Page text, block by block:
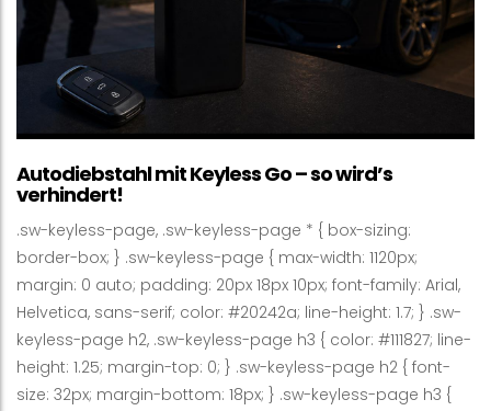
Autodiebstahl mit Keyless Go – so wird’s
verhindert!
.sw-keyless-page, .sw-keyless-page * { box-sizing:
border-box; } .sw-keyless-page { max-width: 1120px;
margin: 0 auto; padding: 20px 18px 10px; font-family: Arial,
Helvetica, sans-serif; color: #20242a; line-height: 1.7; } .sw-
keyless-page h2, .sw-keyless-page h3 { color: #111827; line-
height: 1.25; margin-top: 0; } .sw-keyless-page h2 { font-
size: 32px; margin-bottom: 18px; } .sw-keyless-page h3 {